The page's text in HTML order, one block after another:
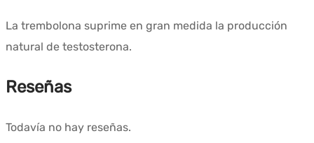
La trembolona suprime en gran medida la producción
natural de testosterona.
Reseñas
Todavía no hay reseñas.